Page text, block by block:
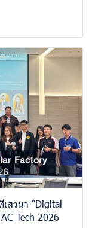
สวนา “Digital
Tech 2026